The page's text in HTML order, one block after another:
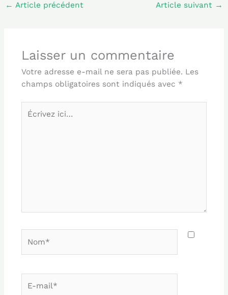
← Article précédent Article suivant →
Laisser un commentaire
Votre adresse e-mail ne sera pas publiée. Les
champs obligatoires sont indiqués avec *
Écrivez
ici…
mail*